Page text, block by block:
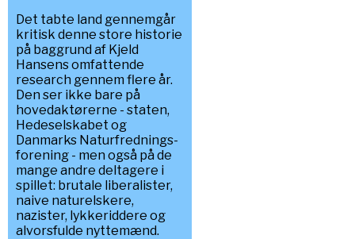
Det tabte land gennemgår
kritisk denne store historie
på baggrund af Kjeld
Hansens omfattende
research gennem flere år.
Den ser ikke bare på
hovedaktørerne - staten,
Hedeselskabet og
Danmarks Naturfrednings-
forening - men også på de
mange andre deltagere i
spillet: brutale liberalister,
naive naturelskere,
nazister, lykkeriddere og
alvorsfulde nyttemænd.